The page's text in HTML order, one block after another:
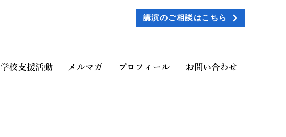
講演のご相談はこちら
学校支援活動 メルマガ プロフィール お問い合わせ